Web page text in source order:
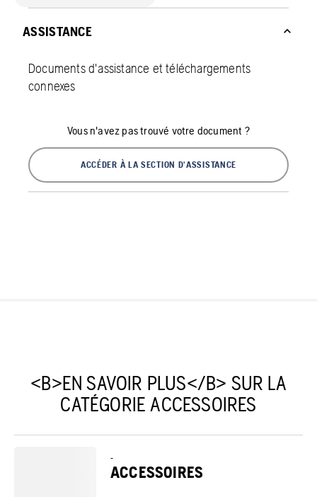
ASSISTANCE
Documents d'assistance et téléchargements
connexes
Vous n'avez pas trouvé votre document ?
ACCÉDER À LA SECTION D'ASSISTANCE
<B>EN SAVOIR PLUS</B> SUR LA
CATÉGORIE ACCESSOIRES
-
ACCESSOIRES